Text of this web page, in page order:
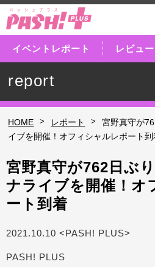
イベントレポート レビュー
report
HOME > レポート >
宮野真守が
イブを開催！オフィシャルレポート到
宮野真守が762日ぶ
ナライブを開催！オ
ート到着
2021.10.10 <PASH! PLUS>
PASH! PLUS